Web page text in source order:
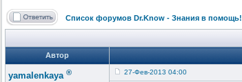
Список форумов Dr.Know - Знания в помощь!
Автор
yamalenkaya ® 27-Фев-2013 04:00